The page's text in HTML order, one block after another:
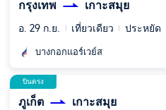
กรุงเทพ เกาะสมุย
อ. 29 ก.ย. เที่ยวเดียว ประหยัด
บางกอกแอร์เวย์ส
บินตรง
ภูเก็ต เกาะสมุย